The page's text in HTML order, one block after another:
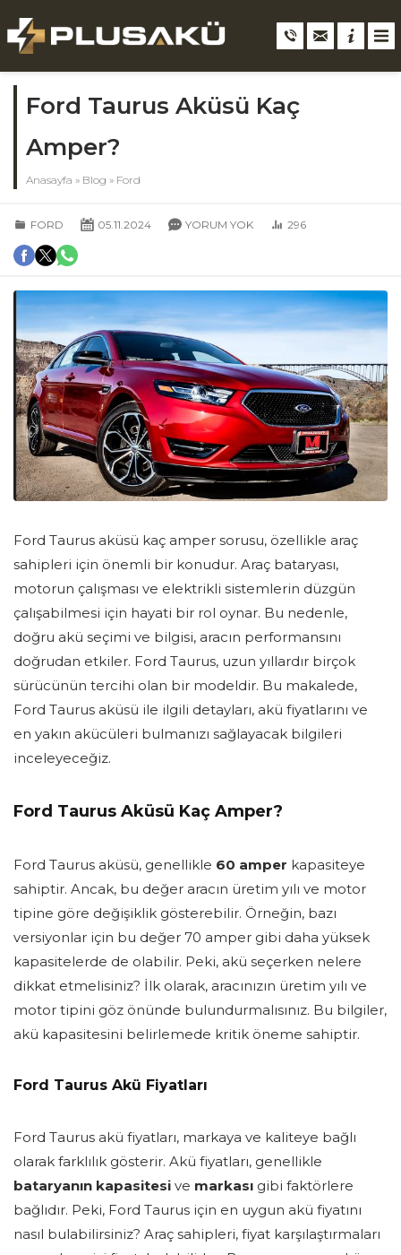
Ford Taurus Aküsü Kaç
Amper?
Anasayfa » Blog » Ford
FORD 05.11.2024 YORUM YOK 296
Ford Taurus aküsü kaç amper sorusu, özellikle araç
sahipleri için önemli bir konudur. Araç bataryası,
motorun çalışması ve elektrikli sistemlerin düzgün
çalışabilmesi için hayati bir rol oynar. Bu nedenle,
doğru akü seçimi ve bilgisi, aracın performansını
doğrudan etkiler. Ford Taurus, uzun yıllardır birçok
sürücünün tercihi olan bir modeldir. Bu makalede,
Ford Taurus aküsü ile ilgili detayları, akü fiyatlarını ve
en yakın akücüleri bulmanızı sağlayacak bilgileri
inceleyeceğiz.
Ford Taurus Aküsü Kaç Amper?
Ford Taurus aküsü, genellikle 60 amper kapasiteye
sahiptir. Ancak, bu değer aracın üretim yılı ve motor
tipine göre değişiklik gösterebilir. Örneğin, bazı
versiyonlar için bu değer 70 amper gibi daha yüksek
kapasitelerde de olabilir. Peki, akü seçerken nelere
dikkat etmelisiniz? İlk olarak, aracınızın üretim yılı ve
motor tipini göz önünde bulundurmalısınız. Bu bilgiler,
akü kapasitesini belirlemede kritik öneme sahiptir.
Ford Taurus Akü Fiyatları
Ford Taurus akü fiyatları, markaya ve kaliteye bağlı
olarak farklılık gösterir. Akü fiyatları, genellikle
bataryanın kapasitesi ve markası gibi faktörlere
bağlıdır. Peki, Ford Taurus için en uygun akü fiyatını
nasıl bulabilirsiniz? Araç sahipleri, fiyat karşılaştırmaları